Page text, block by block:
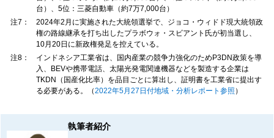
台）、5位：三菱自動車（約7万7,000台）
注7：
2024年2月に実施された大統領選挙で、ジョコ・ウィドド現大統領政
権の路線継承を打ち出したプラボウォ・スビアント氏が初当選し、
10月20日に新政権発足を控えている。
注8：
インドネシア工業省は、国内産業の競争力強化のためP3DN政策を導
入、BEVや携帯電話、太陽光発電関連機器などを製造する企業は
TKDN（国産化比率）を品目ごとに算出し、証明書を工業省に提出す
る必要がある。（2022年5月27日付地域・分析レポート参照 ）
執筆者紹介